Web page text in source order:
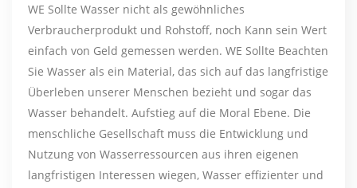
WE Sollte Wasser nicht als gewöhnliches
Verbraucherprodukt und Rohstoff, noch Kann sein Wert
einfach von Geld gemessen werden. WE Sollte Beachten
Sie Wasser als ein Material, das sich auf das langfristige
Überleben unserer Menschen bezieht und sogar das
Wasser behandelt. Aufstieg auf die Moral Ebene. Die
menschliche Gesellschaft muss die Entwicklung und
Nutzung von Wasserressourcen aus ihren eigenen
langfristigen Interessen wiegen, Wasser effizienter und